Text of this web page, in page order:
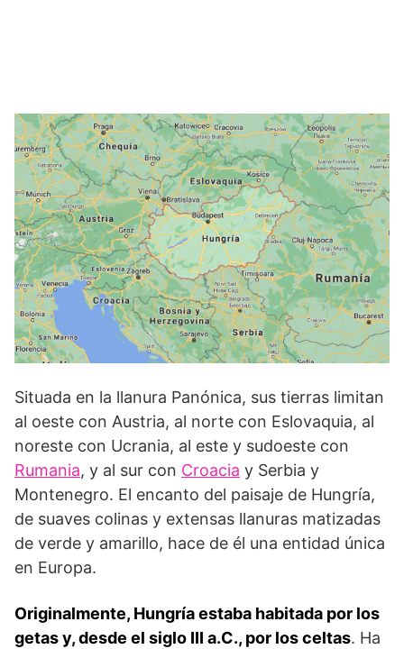
Situada en la lla­nura Panónica, sus tierras limitan
al oeste con Austria, al norte con Eslovaquia, al
noreste con Ucrania, al este y sudoeste con
Rumania, y al sur con Croacia y Serbia y
Montenegro. El encanto del paisaje de Hungría,
de suaves colinas y extensas llanuras matizadas
de verde y amari­llo, hace de él una entidad única
en Europa.
Originalmente, Hungría estaba habitada por los
getas y, desde el siglo III a.C., por los celtas. Ha